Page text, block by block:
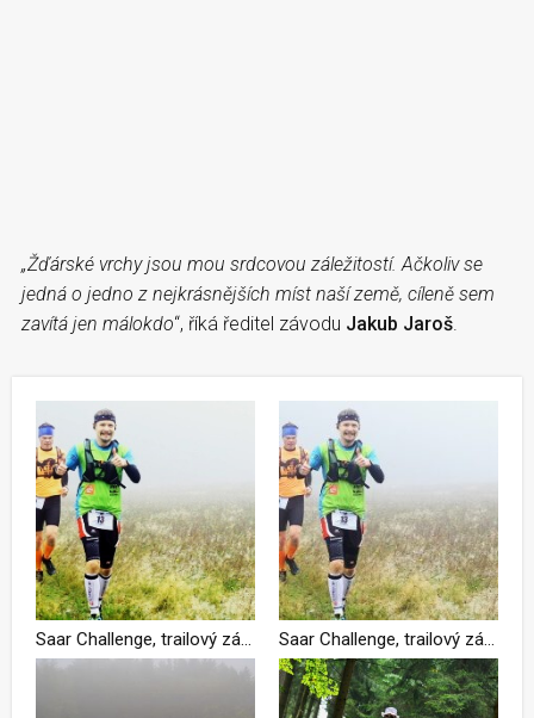
„Žďárské vrchy jsou mou srdcovou záležitostí. Ačkoliv se
jedná o jedno z nejkrásnějších míst naší země, cíleně sem
zavítá jen málokdo“, říká ředitel závodu Jakub Jaroš